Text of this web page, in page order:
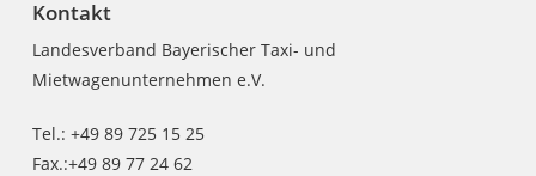
Kontakt
Landesverband Bayerischer Taxi- und
Mietwagenunternehmen e.V.
Tel.: +49 89 725 15 25
Fax.:+49 89 77 24 62